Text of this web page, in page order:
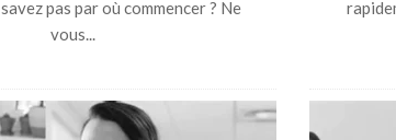
pas par où commencer ? Ne
vous...